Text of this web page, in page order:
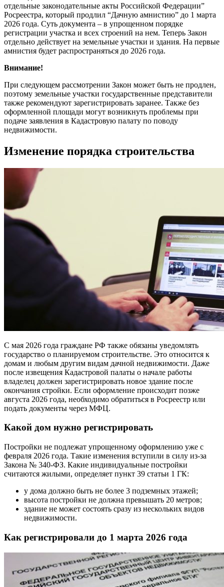
отдельные законодательные акты Российской Федерации”
Росреестра, который продлил “Дачную амнистию” до 1 марта
2026 года. Суть документа – в упрощенном порядке
регистрации участка и всех строений на нем. Теперь Закон
отдельно действует на земельные участки и здания. На первые
амнистия будет распространяться до 2026 года.
Внимание!
При следующем рассмотрении Закон может быть не продлен,
поэтому земельные участки государственные представители
также рекомендуют зарегистрировать заранее. Также без
оформленной площади могут возникнуть проблемы при
подаче заявления в Кадастровую палату по поводу
недвижимости.
Изменение порядка строительства
С мая 2026 года граждане РФ также обязаны уведомлять
государство о планируемом строительстве. Это относится к
домам и любым другим видам дачной недвижимости. Даже
после извещения Кадастровой палаты о начале работы
владелец должен зарегистрировать новое здание после
окончания стройки. Если оформление происходит позже
августа 2026 года, необходимо обратиться в Росреестр или
подать документы через МФЦ.
Какой дом нужно регистрировать
Постройки не подлежат упрощенному оформлению уже с
февраля 2026 года. Такие изменения вступили в силу из-за
Закона № 340-ФЗ. Какие индивидуальные постройки
считаются жилыми, определяет пункт 39 статьи 1 ГК:
у дома должно быть не более 3 подземных этажей;
высота постройки не должна превышать 20 метров;
здание не может состоять сразу из нескольких видов
недвижимости.
Как регистрировали до 1 марта 2026 года